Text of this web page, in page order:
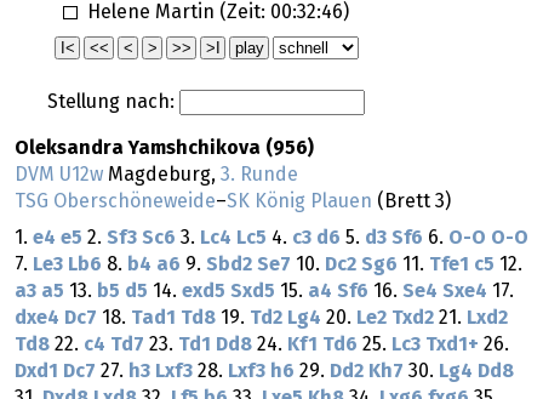
Helene Martin (Zeit: 00:32:46)
Stellung nach:
Oleksandra Yamshchikova (956)
DVM U12w Magdeburg, 3. Runde
TSG Oberschöneweide–SK König Plauen (Brett 3)
1. e4 e5 2. Sf3 Sc6 3. Lc4 Lc5 4. c3 d6 5. d3 Sf6 6. O-O O-O
7. Le3 Lb6 8. b4 a6 9. Sbd2 Se7 10. Dc2 Sg6 11. Tfe1 c5 12.
a3 a5 13. b5 d5 14. exd5 Sxd5 15. a4 Sf6 16. Se4 Sxe4 17.
dxe4 Dc7 18. Tad1 Td8 19. Td2 Lg4 20. Le2 Txd2 21. Lxd2
Td8 22. c4 Td7 23. Td1 Dd8 24. Kf1 Td6 25. Lc3 Txd1+ 26.
Dxd1 Dc7 27. h3 Lxf3 28. Lxf3 h6 29. Dd2 Kh7 30. Lg4 Dd8